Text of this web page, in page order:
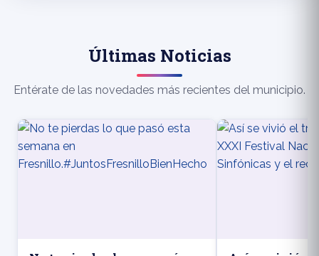
Últimas Noticias
Entérate de las novedades más recientes del municipio.